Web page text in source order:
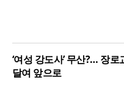
‘여성 강도사’ 무산?… 장
달여 앞으로